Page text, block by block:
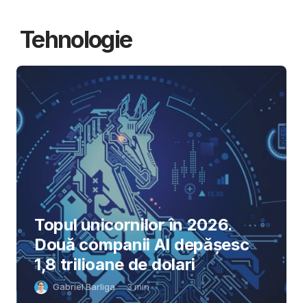
Tehnologie
Topul unicornilor în 2026.
Două companii AI depășesc
1,8 trilioane de dolari
Gabriel Barliga 3min